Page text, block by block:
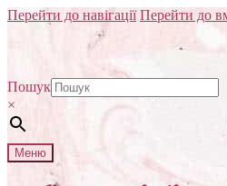
Перейти до навігації Перейти до
Пошук
×
Меню